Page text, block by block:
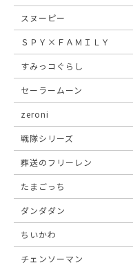
スヌーピー
ＳＰＹ×ＦＡＭＩＬＹ
すみっコぐらし
セーラームーン
zeroni
戦隊シリーズ
葬送のフリーレン
たまごっち
ダンダダン
ちいかわ
チェンソーマン